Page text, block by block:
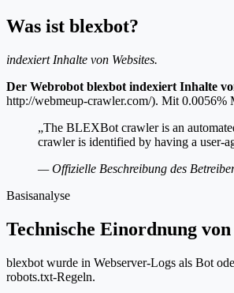
Was ist blexbot?
indexiert Inhalte von Websites.
Der Webrobot blexbot indexiert Inhalte
http://webmeup-crawler.com/). Mit 0.0056%
„The BLEXBot crawler is an
crawler is identified by having a user-
— Offizielle Beschreibung des
Basisanalyse
Technische Einordnung
blexbot wurde in Webserver-Logs als Bot
robots.txt-Regeln.